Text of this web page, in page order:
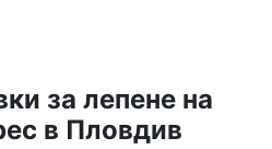
за лепене на
в Пловдив